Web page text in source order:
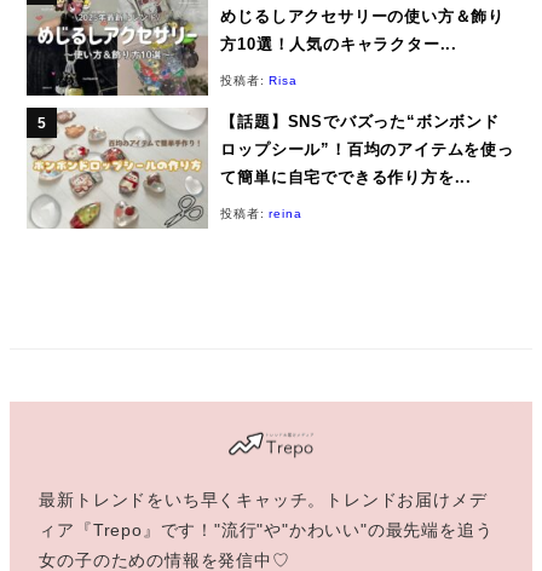
めじるしアクセサリーの使い方＆飾り
方10選！人気のキャラクター...
投稿者: Risa
【話題】SNSでバズった“ボンボンド
ロップシール”！百均のアイテムを使っ
て簡単に自宅でできる作り方を...
投稿者:reina
最新トレンドをいち早くキャッチ。トレンドお届けメデ
ィア『Trepo』です！"流行"や"かわいい"の最先端を追う
女の子のための情報を発信中♡